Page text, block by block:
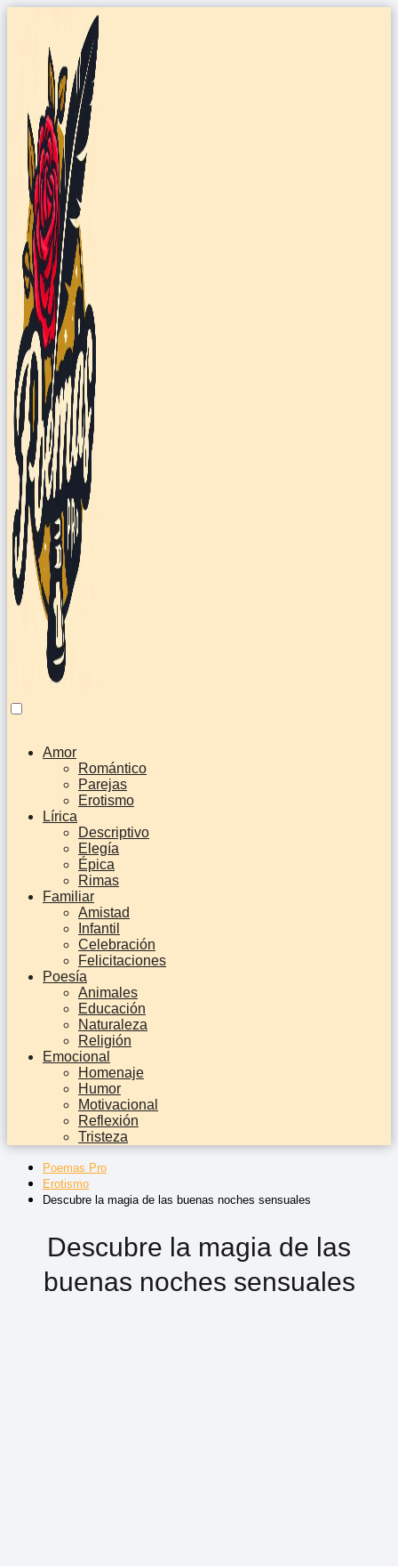
Amor
Romántico
Parejas
Erotismo
Lírica
Descriptivo
Elegía
Épica
Rimas
Familiar
Amistad
Infantil
Celebración
Felicitaciones
Poesía
Animales
Educación
Naturaleza
Religión
Emocional
Homenaje
Humor
Motivacional
Reflexión
Tristeza
Poemas Pro
Erotismo
Descubre la magia de las buenas noches sensuales
Descubre la magia de las
buenas noches sensuales